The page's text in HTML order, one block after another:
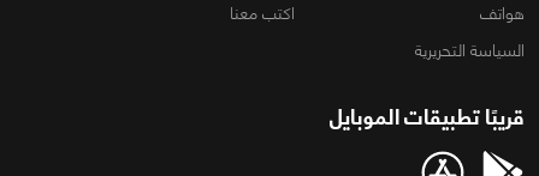
هواتف
اكتب معنا
السياسة التحريرية
قريبًا تطبيقات الموبايل